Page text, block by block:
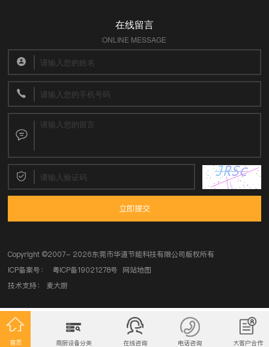
在线留言
ONLINE MESSAGE
立即提交
Copyright ©2007- 2026东莞市华道节能科技有限公司版权所有
ICP备案号：
粤ICP备19021278号 网站地图
技术支持：
麦大厨
首页 商厨设备分类 在线咨询 电话咨询 大客户合作